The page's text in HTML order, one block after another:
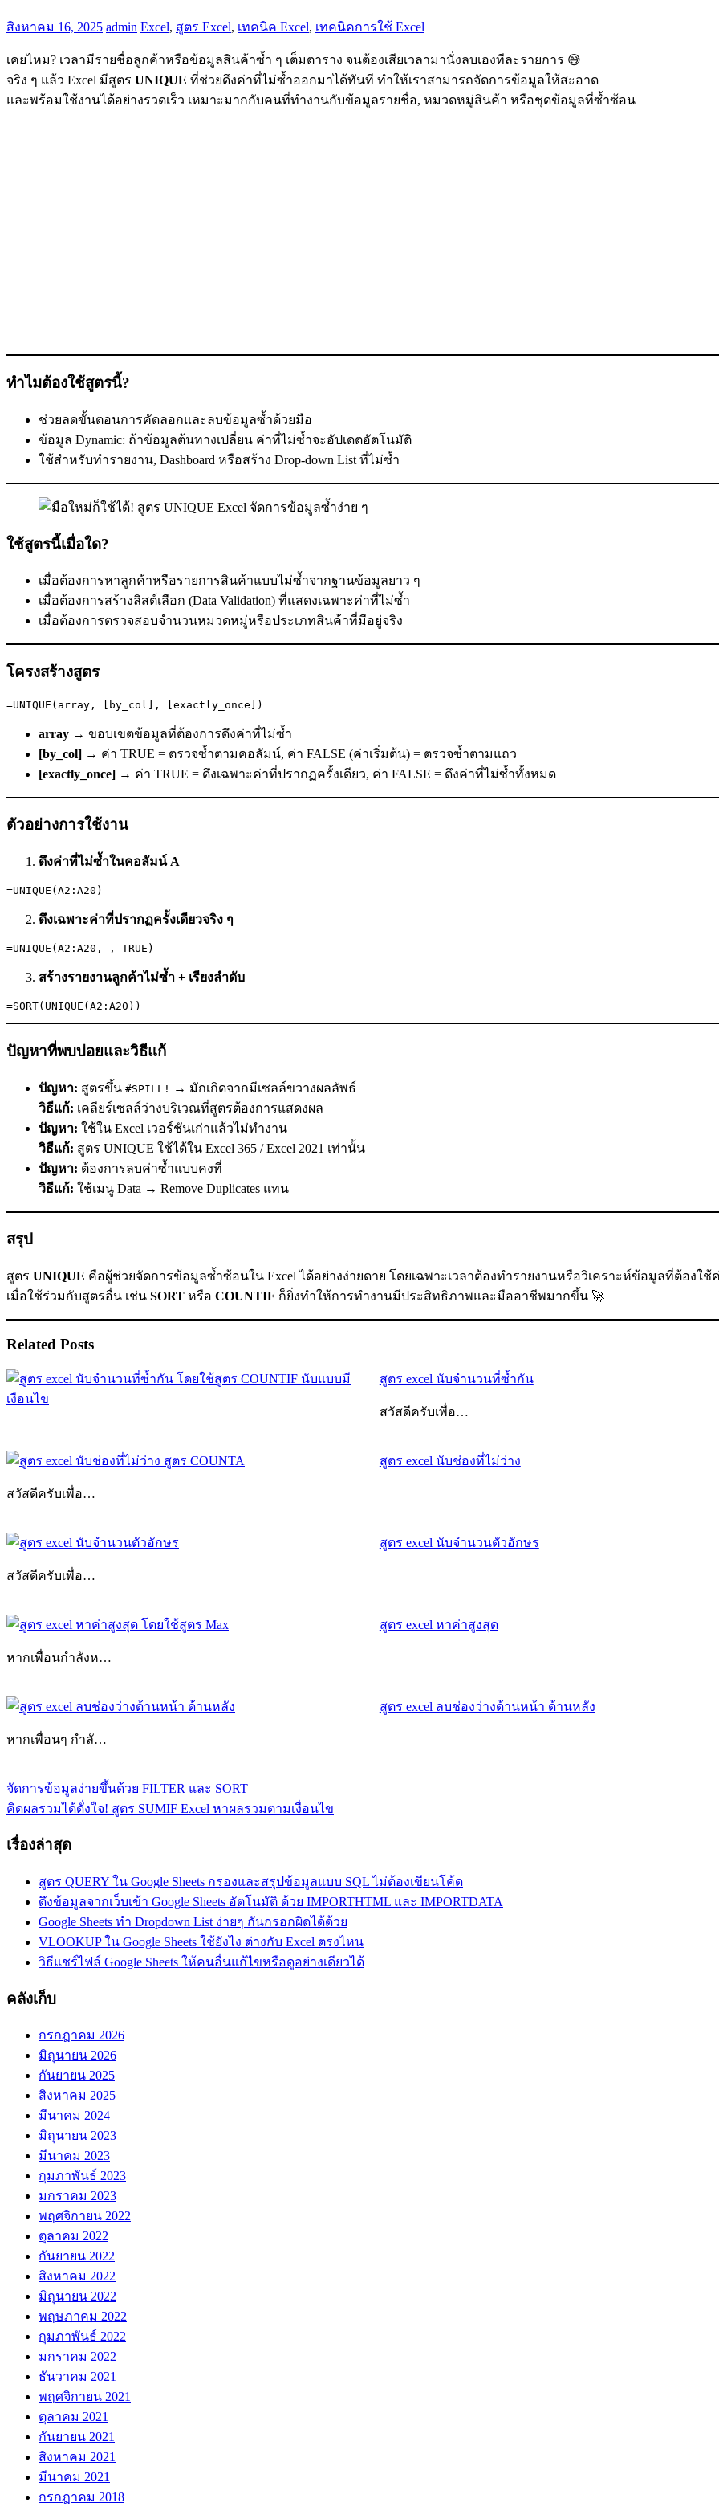
สิงหาคม 16, 2025 admin Excel, สูตร Excel, เทคนิค Excel, เทคนิคการใช้ Excel
เคยไหม? เวลามีรายชื่อลูกค้าหรือข้อมูลสินค้าซ้ำ ๆ เต็มตาราง จนต้องเสียเวลามานั่งลบเองทีละรายการ 😅
จริง ๆ แล้ว Excel มีสูตร UNIQUE ที่ช่วยดึงค่าที่ไม่ซ้ำออกมาได้ทันที ทำให้เราสามารถจัดการข้อมูลให้สะอาด
และพร้อมใช้งานได้อย่างรวดเร็ว เหมาะมากกับคนที่ทำงานกับข้อมูลรายชื่อ, หมวดหมู่สินค้า หรือชุดข้อมูลที่ซ้ำซ้อน
ทำไมต้องใช้สูตรนี้?
ช่วยลดขั้นตอนการคัดลอกและลบข้อมูลซ้ำด้วยมือ
ข้อมูล Dynamic: ถ้าข้อมูลต้นทางเปลี่ยน ค่าที่ไม่ซ้ำจะอัปเดตอัตโนมัติ
ใช้สำหรับทำรายงาน, Dashboard หรือสร้าง Drop-down List ที่ไม่ซ้ำ
ใช้สูตรนี้เมื่อใด?
เมื่อต้องการหาลูกค้าหรือรายการสินค้าแบบไม่ซ้ำจากฐานข้อมูลยาว ๆ
เมื่อต้องการสร้างลิสต์เลือก (Data Validation) ที่แสดงเฉพาะค่าที่ไม่ซ้ำ
เมื่อต้องการตรวจสอบจำนวนหมวดหมู่หรือประเภทสินค้าที่มีอยู่จริง
โครงสร้างสูตร
array → ขอบเขตข้อมูลที่ต้องการดึงค่าที่ไม่ซ้ำ
[by_col] → ค่า TRUE = ตรวจซ้ำตามคอลัมน์, ค่า FALSE (ค่าเริ่มต้น) = ตรวจซ้ำตามแถว
[exactly_once] → ค่า TRUE = ดึงเฉพาะค่าที่ปรากฏครั้งเดียว, ค่า FALSE = ดึงค่าที่ไม่ซ้ำทั้งหมด
ตัวอย่างการใช้งาน
ดึงค่าที่ไม่ซ้ำในคอลัมน์ A
ดึงเฉพาะค่าที่ปรากฏครั้งเดียวจริง ๆ
สร้างรายงานลูกค้าไม่ซ้ำ + เรียงลำดับ
ปัญหาที่พบบ่อยและวิธีแก้
ปัญหา: สูตรขึ้น #SPILL!
→ มักเกิดจากมีเซลล์ขวางผลลัพธ์
วิธีแก้: เคลียร์เซลล์ว่างบริเวณที่สูตรต้องการแสดงผล
ปัญหา: ใช้ใน Excel เวอร์ชันเก่าแล้วไม่ทำงาน
วิธีแก้: สูตร UNIQUE ใช้ได้ใน Excel 365 / Excel 2021 เท่านั้น
ปัญหา: ต้องการลบค่าซ้ำแบบคงที่
วิธีแก้: ใช้เมนู Data → Remove Duplicates แทน
สรุป
สูตร UNIQUE คือผู้ช่วยจัดการข้อมูลซ้ำซ้อนใน Excel ได้อย่างง่ายดาย โดยเฉพาะเวลาต้องทำรายงานหรือวิเคราะห์ข้อมูลที่ต้องใช้
เมื่อใช้ร่วมกับสูตรอื่น เช่น SORT หรือ COUNTIF ก็ยิ่งทำให้การทำงานมีประสิทธิภาพและมืออาชีพมากขึ้น 🚀
Related Posts
สูตร excel นับจํานวนที่ซ้ำกัน
สวัสดีครับเพื่อ…
สูตร excel นับช่องที่ไม่ว่าง
สวัสดีครับเพื่อ…
สูตร excel นับจํานวนตัวอักษร
สวัสดีครับเพื่อ…
สูตร excel หาค่าสูงสุด
หากเพื่อนกำลังห…
สูตร excel ลบช่องว่างด้านหน้า ด้านหลัง
หากเพื่อนๆ กำลั…
ข้อมูล
ดึง
ไม่
Excelสูตร
UNIQUEเทคนิค
Excel
เรื่อง
Previous
Post:
จัดการข้อมูลง่ายขึ้นด้วย FILTER และ SORT
Next
Post:
คิดผลรวมได้ดั่งใจ! สูตร SUMIF Excel หาผลรวมตามเงื่อนไข
เรื่องล่าสุด
สูตร QUERY ใน Google Sheets กรองและสรุปข้อมูลแบบ SQL ไม่ต้องเขียนโค้ด
ดึงข้อมูลจากเว็บเข้า Google Sheets อัตโนมัติ ด้วย IMPORTHTML และ IMPORTDATA
Google Sheets ทำ Dropdown List ง่ายๆ กันกรอกผิดได้ด้วย
VLOOKUP ใน Google Sheets ใช้ยังไง ต่างกับ Excel ตรงไหน
วิธีแชร์ไฟล์ Google Sheets ให้คนอื่นแก้ไขหรือดูอย่างเดียวได้
คลังเก็บ
กรกฎาคม 2026
มิถุนายน 2026
กันยายน 2025
สิงหาคม 2025
มีนาคม 2024
มิถุนายน 2023
มีนาคม 2023
กุมภาพันธ์ 2023
มกราคม 2023
พฤศจิกายน 2022
ตุลาคม 2022
กันยายน 2022
สิงหาคม 2022
มิถุนายน 2022
พฤษภาคม 2022
กุมภาพันธ์ 2022
มกราคม 2022
ธันวาคม 2021
พฤศจิกายน 2021
ตุลาคม 2021
กันยายน 2021
สิงหาคม 2021
มีนาคม 2021
กรกฎาคม 2018